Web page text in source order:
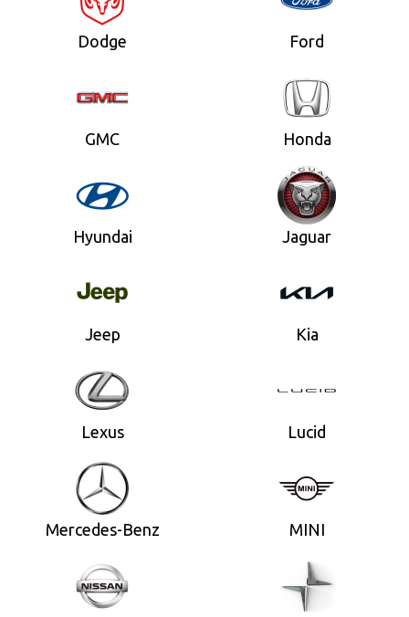
Dodge Ford
GMC Honda
Hyundai Jaguar
Jeep Kia
Lexus Lucid
Mercedes-Benz MINI